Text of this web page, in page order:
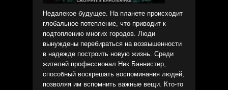
Недалекое будущее. На планете происходит
глобальное потепление, что приводит к
подтоплению многих городов. Люди
вынуждены перебираться на возвышенности
в надежде построить новую жизнь. Среди
жителей профессионал Ник Баннистер,
способный воскрешать воспоминания людей,
позволяя им вспомнить важные вещи. Кто-то